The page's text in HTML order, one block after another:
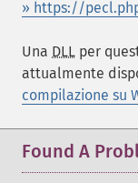
» https://
Una DLL per
attualmente
compilazione su
Found A